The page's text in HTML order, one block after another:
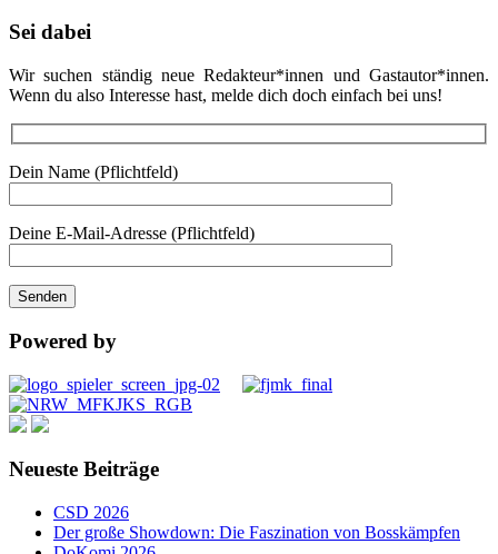
Sei dabei
Wir suchen ständig neue Redakteur*innen und Gastautor*innen.
Wenn du also Interesse hast, melde dich doch einfach bei uns!
Dein Name (Pflichtfeld)
Deine E-Mail-Adresse (Pflichtfeld)
Powered by
Neueste Beiträge
CSD 2026
Der große Showdown: Die Faszination von Bosskämpfen